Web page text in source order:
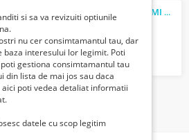
incepere lucrari renovare PNRR CMI
si sa va revizuiti optiunile
nu cer consimtamantul tau, dar
baza interesului lor legimit. Poti
gestiona consimtamantul tau
din lista de mai jos sau daca
poti vedea detaliat informatii
datele cu scop legitim